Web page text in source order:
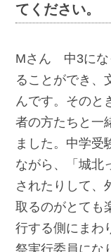
てください。
Mさん 中3にな
ることができ、
んです。そのと
者の方たちと一
ました。中学受
ながら、「城北
されたりして、
取るのがとても
行する側にまわ
祭実行委員にな